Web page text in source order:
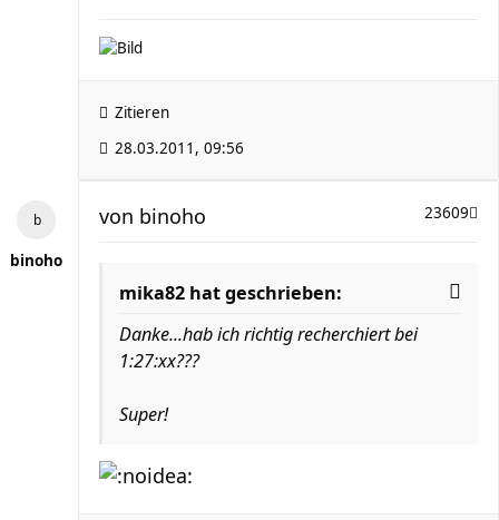
Zitieren
28.03.2011, 09:56
binoho
23609
von binoho
mika82 hat geschrieben:
Danke...hab ich richtig recherchiert bei
1:27:xx???
Super!